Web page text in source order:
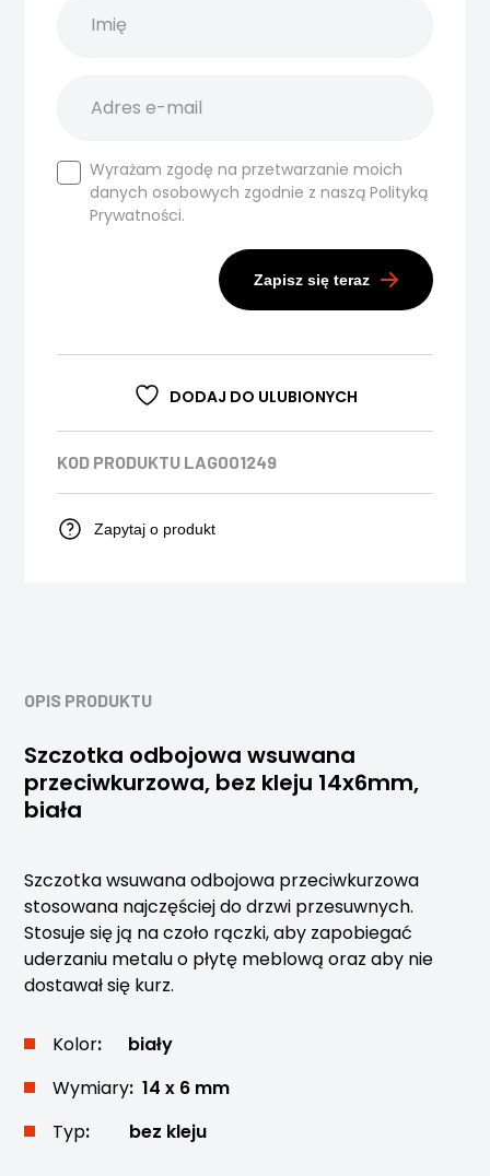
Wyrażam zgodę na przetwarzanie moich
danych osobowych zgodnie z nasząPolityką
Prywatności.
Zapisz się teraz
DODAJ DO ULUBIONYCH
KOD PRODUKTU LAG001249
Zapytaj o produkt
OPIS PRODUKTU
Szczotka odbojowa wsuwana
przeciwkurzowa, bez kleju 14x6mm,
biała
Szczotka wsuwana odbojowa przeciwkurzowa
stosowana najczęściej do drzwi przesuwnych.
Stosuje się ją na czoło rączki, aby zapobiegać
uderzaniu metalu o płytę meblową oraz aby nie
dostawał się kurz.
Kolor: biały
Wymiary: 14 x 6 mm
Typ: bez kleju